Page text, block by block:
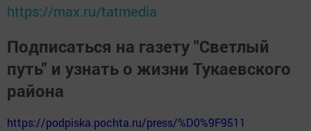
https://max.ru/tatmedia
Подписаться на газету "Светлый
путь" и узнать о жизни Тукаевского
района
https://podpiska.pochta.ru/press/%D0%9F9511